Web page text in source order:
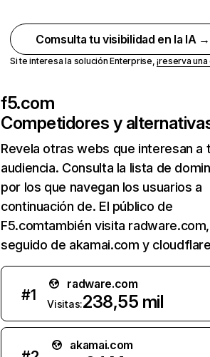
Comsulta tu visibilidad en la IA →
Si te interesa la solución Enterprise,¡reserva
f5.com
Competidores y
Revela otras webs que interesan a
audiencia. Consulta la lista de
por los que navegan los usuarios a
continuación de. El público de
F5.comtambién visita radware.com,
seguido de akamai.com y
#1
radware.com
Visitas:238,55 mil
akamai.com